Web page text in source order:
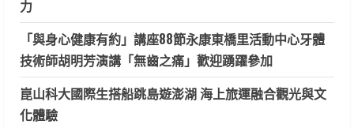
力
「與身心健康有約」講座88節永康東橋里活動中心牙體
技術師胡明芳演講「無齒之痛」歡迎踴躍參加
崑山科大國際生搭船跳島遊澎湖 海上旅運融合觀光與文
化體驗